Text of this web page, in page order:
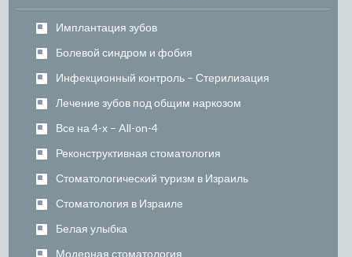
Имплантация зубов
Болевой синдром и фобия
Инфекционный контроль – Стерилизация
Лечение зубов под общим наркозом
Все на 4-х – All-on-4
Реконструктивная стоматология
Стоматологический туризм в Израиль
Стоматология в Израиле
Белая улыбка
Модерная стоматология